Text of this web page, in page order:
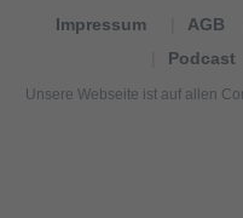
Impressum AGB
Podcast
Unsere Webseite ist auf allen